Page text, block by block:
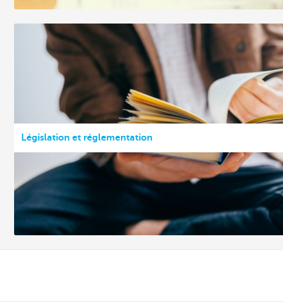
Législation et réglementation